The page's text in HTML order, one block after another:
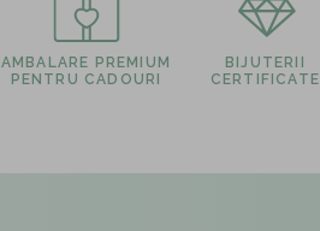
AMBALARE PREMIUM
PENTRU CADOURI
BIJUTERII
CERTIFICATE